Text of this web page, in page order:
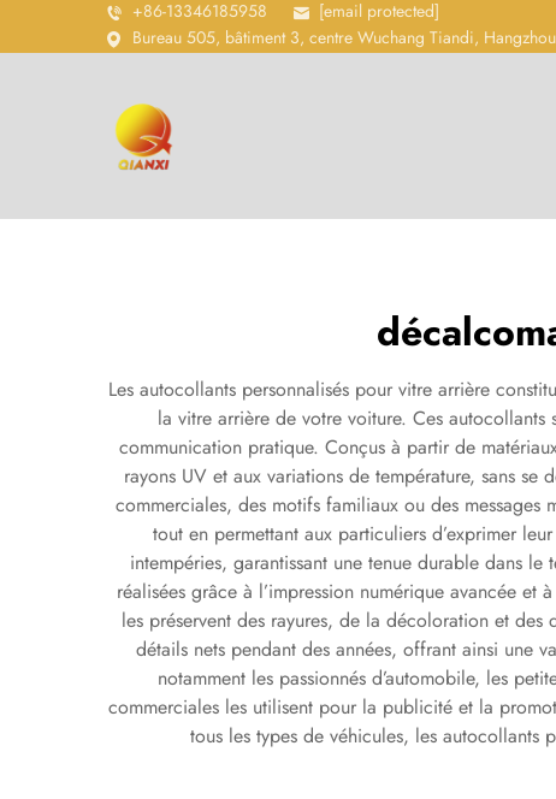
+86-13346185958
[email protected]
Bureau 505, bâtiment 3, centre Wuchang Tiandi,
Les autocollants personnalisés pour vitre arrière
la vitre arrière de votre voiture. Ces autocollants
communication pratique. Conçus à partir de
rayons UV et aux variations de température, sans
commerciales, des motifs familiaux ou des
tout en permettant aux particuliers d’exprimer
intempéries, garantissant une tenue durable dans
réalisées grâce à l’impression numérique avancée
les préservent des rayures, de la décoloration et des
détails nets pendant des années, offrant ainsi une
notamment les passionnés d’automobile, les
commerciales les utilisent pour la publicité et la
tous les types de véhicules, les autocollants